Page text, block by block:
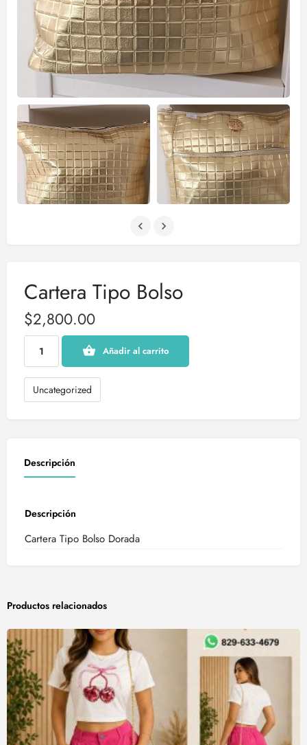
Cartera Tipo Bolso
$2,800.00
Añadir al carrito
Uncategorized
Descripción
Descripción
Cartera Tipo Bolso Dorada
Productos relacionados